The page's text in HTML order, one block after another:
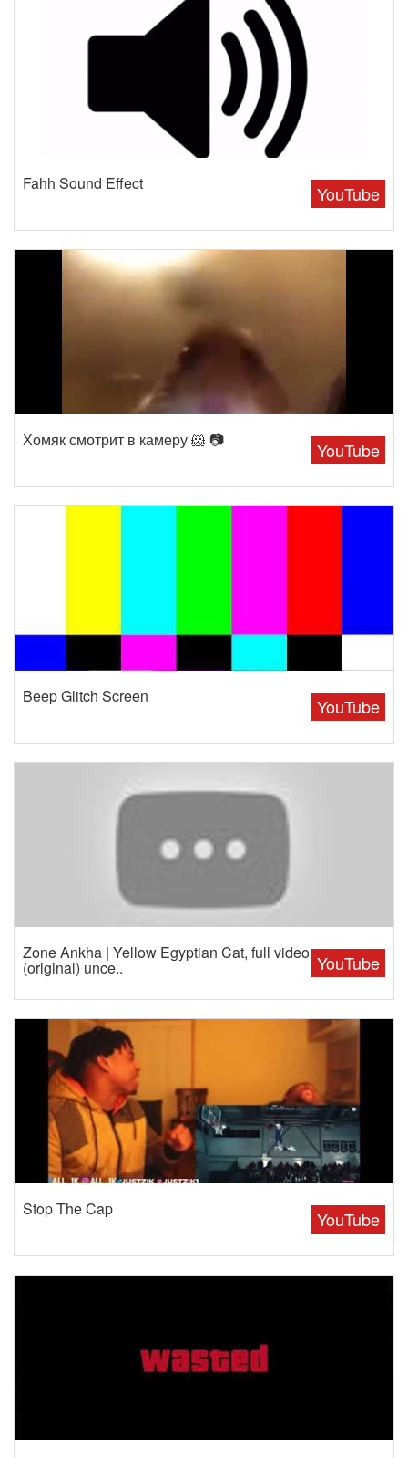
YouTube
Fahh Sound Effect
YouTube
Хомяк смотрит в камеру 🐹 📷
YouTube
Beep Glitch Screen
YouTube
Zone Ankha | Yellow Egyptian Cat, full video
(original) unce..
YouTube
Stop The Cap